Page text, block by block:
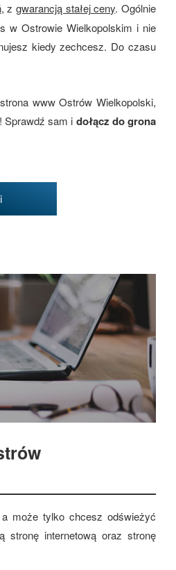
, z gwarancją stałej ceny. Ogólnie
w Ostrowie Wielkopolskim i nie
kiedy zechcesz. Do czasu
www Ostrów Wielkopolski,
Sprawdź sam i dołącz do grona
może tylko chcesz odświeżyć
stronę internetową oraz stronę